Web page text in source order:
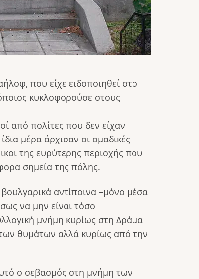
που είχε ειδοποιηθεί στο
κυκλοφορούσε στους
από πολίτες που δεν είχαν
μέρα άρχισαν οι ομαδικές
της ευρύτερης περιοχής που
σημεία της πόλης.
αντίποινα –μόνο μέσα
να μην είναι τόσο
μνήμη κυρίως στη Δράμα
θυμάτων αλλά κυρίως από την
ο σεβασμός στη μνήμη των